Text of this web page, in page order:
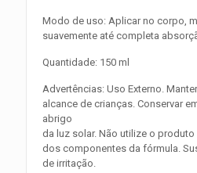
Modo de uso: Aplicar no corpo,
suavemente até completa
Quantidade: 150 ml
Advertências: Uso Externo.
alcance de crianças. Conservar
abrigo
da luz solar. Não utilize o
dos componentes da fórmula.
de irritação.